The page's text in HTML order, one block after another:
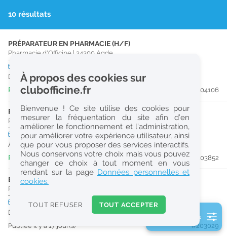
Réinitialiser
2
0
k
Consulter les offres de la France d'outre-mer
10 résultats
PRÉPARATEUR EN PHARMACIE (H/F)
Pharmacie d'Officine | 34300 Agde
Dès que possible
Publiée il y a 2 jour(s)
#204106
PHARMACIEN (H/F)
Pharmacie d'Officine|34300Agde
CDI temps plein
À partir du 28/08/26
Publiée il y a 7 jour(s)
#203852
ETUDIANT EN PHARMACIE (H/F)
Pharmacie d'Officine
CDItemps plein
Dès que possible
Publiée il y a 17 jour(s)
#203029
2 filtre(s) actifs
À propos des cookies sur
clubofficine.fr
Bienvenue ! Ce site utilise des cookies pour
mesurer la fréquentation du site afin d’en
améliorer le fonctionnement et l’administration,
pour améliorer votre expérience utilisateur, ainsi
que pour vous proposer des services interactifs.
Nous conservons votre choix mais vous pouvez
changer ce choix à tout moment en vous
rendant sur la page Données personnelles et
cookies.
TOUT REFUSER TOUT ACCEPTER